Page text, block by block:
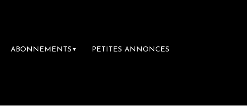
ABONNEMENTS ▼ PETITES ANNONCES